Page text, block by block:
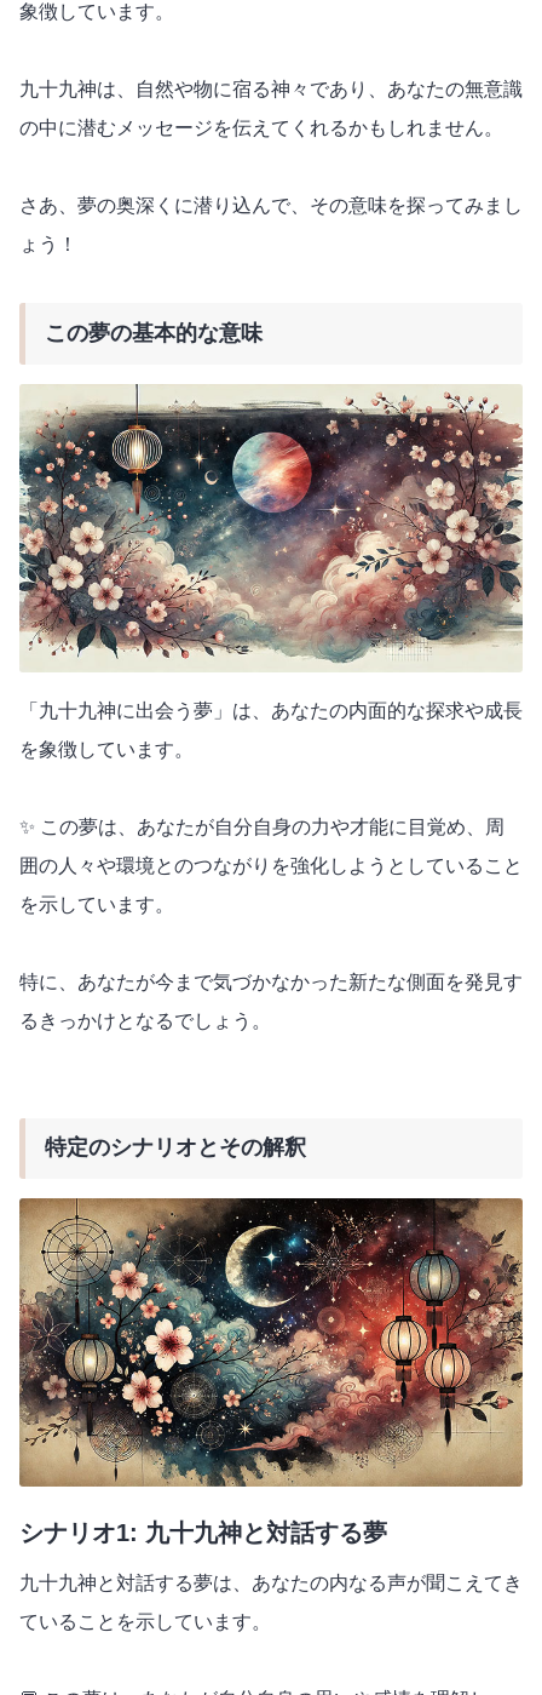
象徴しています。
九十九神は、自然や物に宿る神々であり、あなたの無意識
の中に潜むメッセージを伝えてくれるかもしれません。
さあ、夢の奥深くに潜り込んで、その意味を探ってみまし
ょう！
この夢の基本的な意味
「九十九神に出会う夢」は、あなたの内面的な探求や成長
を象徴しています。
✨ この夢は、あなたが自分自身の力や才能に目覚め、周
囲の人々や環境とのつながりを強化しようとしていること
を示しています。
特に、あなたが今まで気づかなかった新たな側面を発見す
るきっかけとなるでしょう。
特定のシナリオとその解釈
シナリオ1: 九十九神と対話する夢
九十九神と対話する夢は、あなたの内なる声が聞こえてき
ていることを示しています。